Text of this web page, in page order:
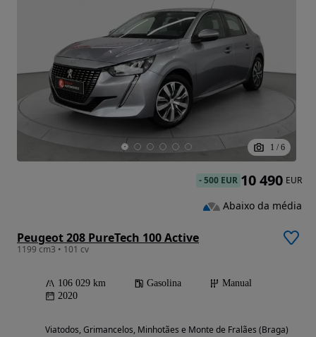
1 / 6
Peugeot 208 PureTech 100 Active
1199 cm3 • 101 cv
106 029 km Gasolina
Manual
2020
Viatodos, Grimancelos, Minhotães e Monte de Fralães (Braga)
-500 EUR 10 490 EUR
Abaixo da média